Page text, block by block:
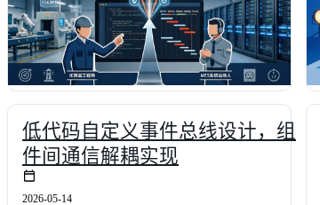
低代码自定义事件总线设计，组
件间通信解耦实现
2026-05-14